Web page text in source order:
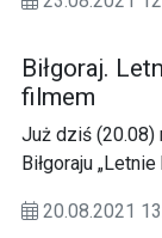
odbyły się 22
Wydarzenie
Patronatem
Dudy.
Biłgoraj.
filmem
Już dziś
Biłgoraju
niedzieli, 22
20.08.2021